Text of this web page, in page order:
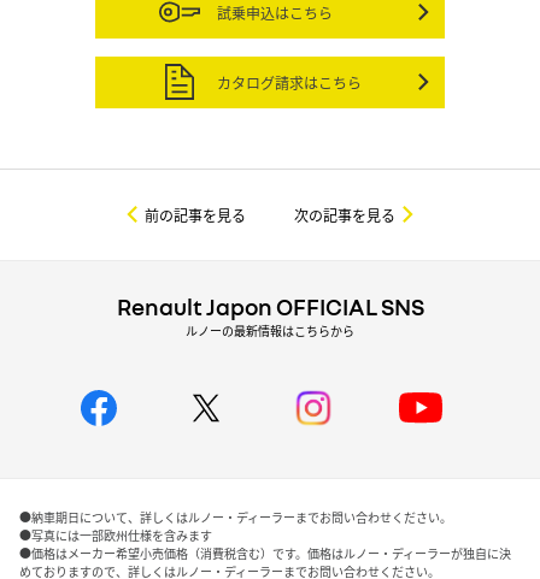
試乗申込はこちら
カタログ請求はこちら
前の記事を見る 次の記事を見る
Renault Japon OFFICIAL SNS
ルノーの最新情報はこちらから
●納車期日について、詳しくはルノー・ディーラーまでお問い合わせください。
●写真には一部欧州仕様を含みます
●価格はメーカー希望小売価格（消費税含む）です。価格はルノー・ディーラーが独自に決
めておりますので、詳しくはルノー・ディーラーまでお問い合わせください。